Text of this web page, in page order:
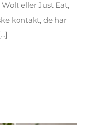
eller Just Eat,
kontakt, de har